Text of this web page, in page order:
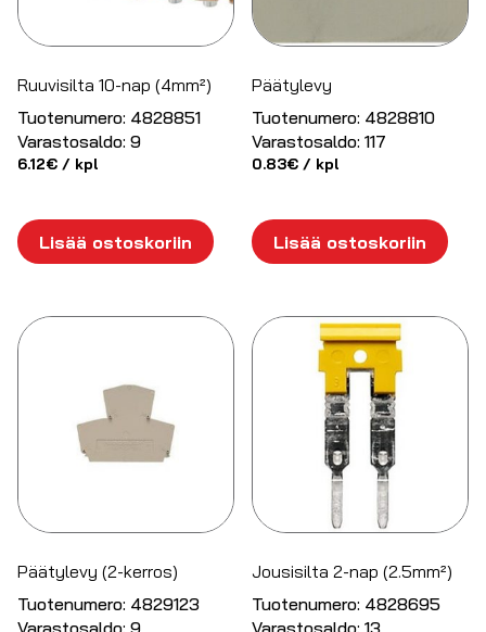
Ruuvisilta 10-nap (4mm²)
Tuotenumero: 4828851
Varastosaldo: 9
6.12€ / kpl
Lisää ostoskoriin
Päätylevy
Tuotenumero: 4828810
Varastosaldo: 117
0.83€ / kpl
Lisää ostoskoriin
Päätylevy (2-kerros)
Tuotenumero: 4829123
Varastosaldo: 9
Jousisilta 2-nap (2.5mm²)
Tuotenumero: 4828695
Varastosaldo: 13